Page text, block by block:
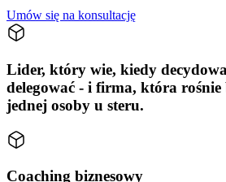
Umów się na konsultację
Lider, który wie, kiedy
delegować - i firma, która rośnie
jednej osoby u steru.
Coaching biznesowy